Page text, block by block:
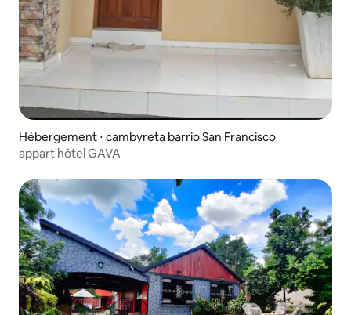
Hébergement ⋅ cambyreta barrio San Francisco
appart'hôtel GAVA